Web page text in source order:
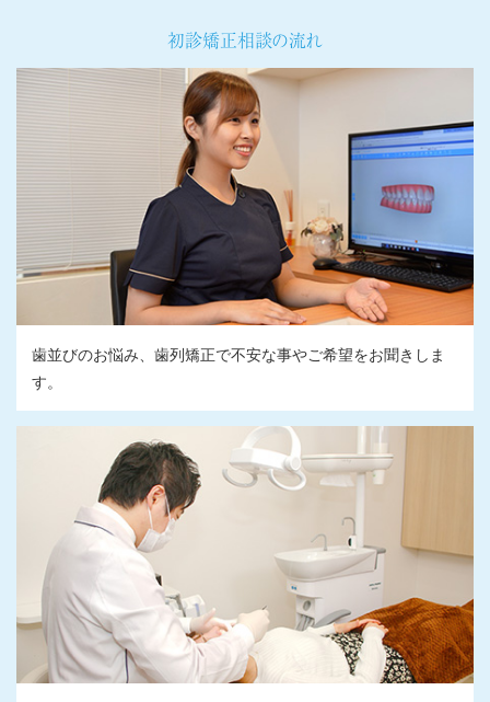
初診矯正相談の流れ
歯並びのお悩み、歯列矯正で不安な事やご希望をお聞きしま
す。